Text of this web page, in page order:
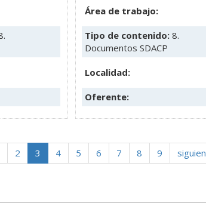
Área de trabajo:
Tipo de contenido: 8.
Documentos SDACP
Localidad:
Oferente:
2 3 4 5 6 7 8 9